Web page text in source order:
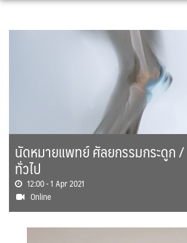
Skip
นัดหมายแพทย์ ศัลยกรรมกระดูก /
ทั่วไป
12:00 -1 Apr 2021
Online